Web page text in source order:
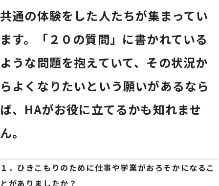
共通の体験をした人たちが集まってい
ます。「２０の質問」に書かれている
ような問題を抱えていて、その状況か
らよくなりたいという願いがあるなら
ば、HAがお役に立てるかも知れませ
ん。
１． ひきこもりのために仕事や学業がおろそかになるこ
とがありましたか？